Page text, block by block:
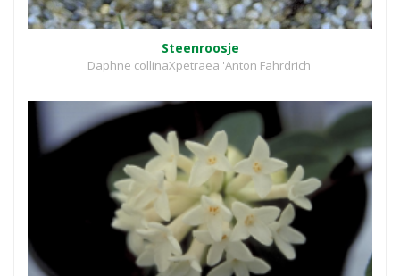
Steenroosje
Daphne collinaXpetraea 'Anton Fahrdrich'